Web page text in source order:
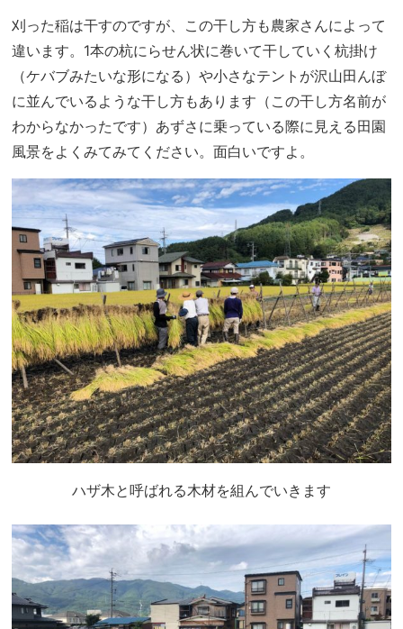
刈った稲は干すのですが、この干し方も農家さんによって
違います。1本の杭にらせん状に巻いて干していく杭掛け
（ケバブみたいな形になる）や小さなテントが沢山田んぼ
に並んでいるような干し方もあります（この干し方名前が
わからなかったです）あずさに乗っている際に見える田園
風景をよくみてみてください。面白いですよ。
ハザ木と呼ばれる木材を組んでいきます